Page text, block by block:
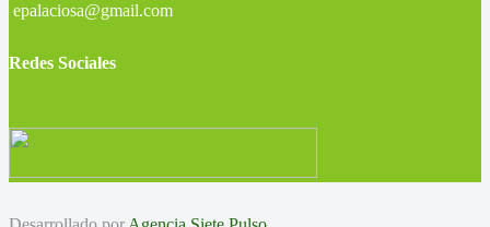
epalaciosa@gmail.com
Redes Sociales